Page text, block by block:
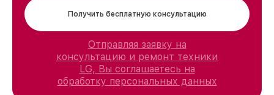
Получить бесплатную консультацию
Отправляя заявку на
консультацию и ремонт техники
LG, Вы соглашаетесь на
обработку персональных данных